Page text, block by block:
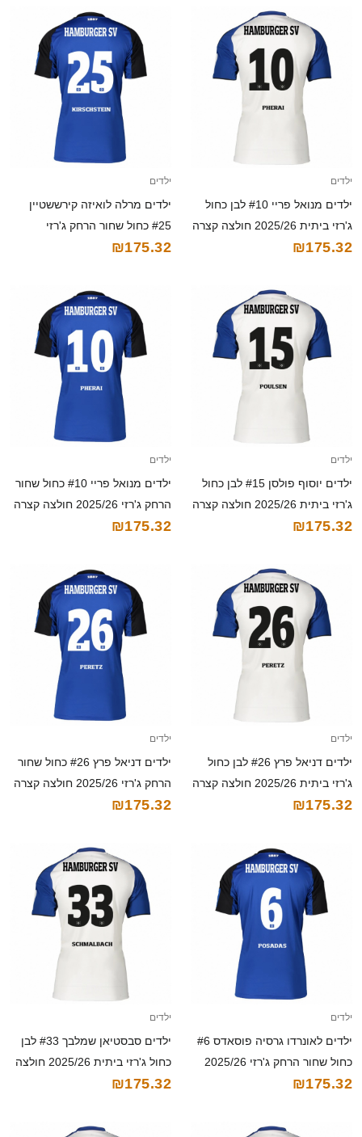
ילדים
ילדים מנואל פריי #10 לבן כחול
ג'רזי ביתית 2025/26 חולצה קצרה
₪175.32
ילדים
ילדים מרלה לואיזה קירששטיין
#25 כחול שחור הרחק ג'רזי
2025/26 חולצה קצרה
₪175.32
ילדים
ילדים יוסוף פולסן #15 לבן כחול
ג'רזי ביתית 2025/26 חולצה קצרה
₪175.32
ילדים
ילדים מנואל פריי #10 כחול שחור
הרחק ג'רזי 2025/26 חולצה קצרה
₪175.32
ילדים
ילדים דניאל פרץ #26 לבן כחול
ג'רזי ביתית 2025/26 חולצה קצרה
₪175.32
ילדים
ילדים דניאל פרץ #26 כחול שחור
הרחק ג'רזי 2025/26 חולצה קצרה
₪175.32
ילדים
ילדים לאונרדו גרסיה פוסאדס #6
כחול שחור הרחק ג'רזי 2025/26
חולצה קצרה
₪175.32
ילדים
ילדים סבסטיאן שמלבך #33 לבן
כחול ג'רזי ביתית 2025/26 חולצה
קצרה
₪175.32